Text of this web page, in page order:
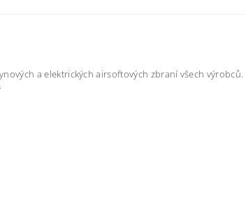
a elektrických airsoftových zbraní všech výrobců.